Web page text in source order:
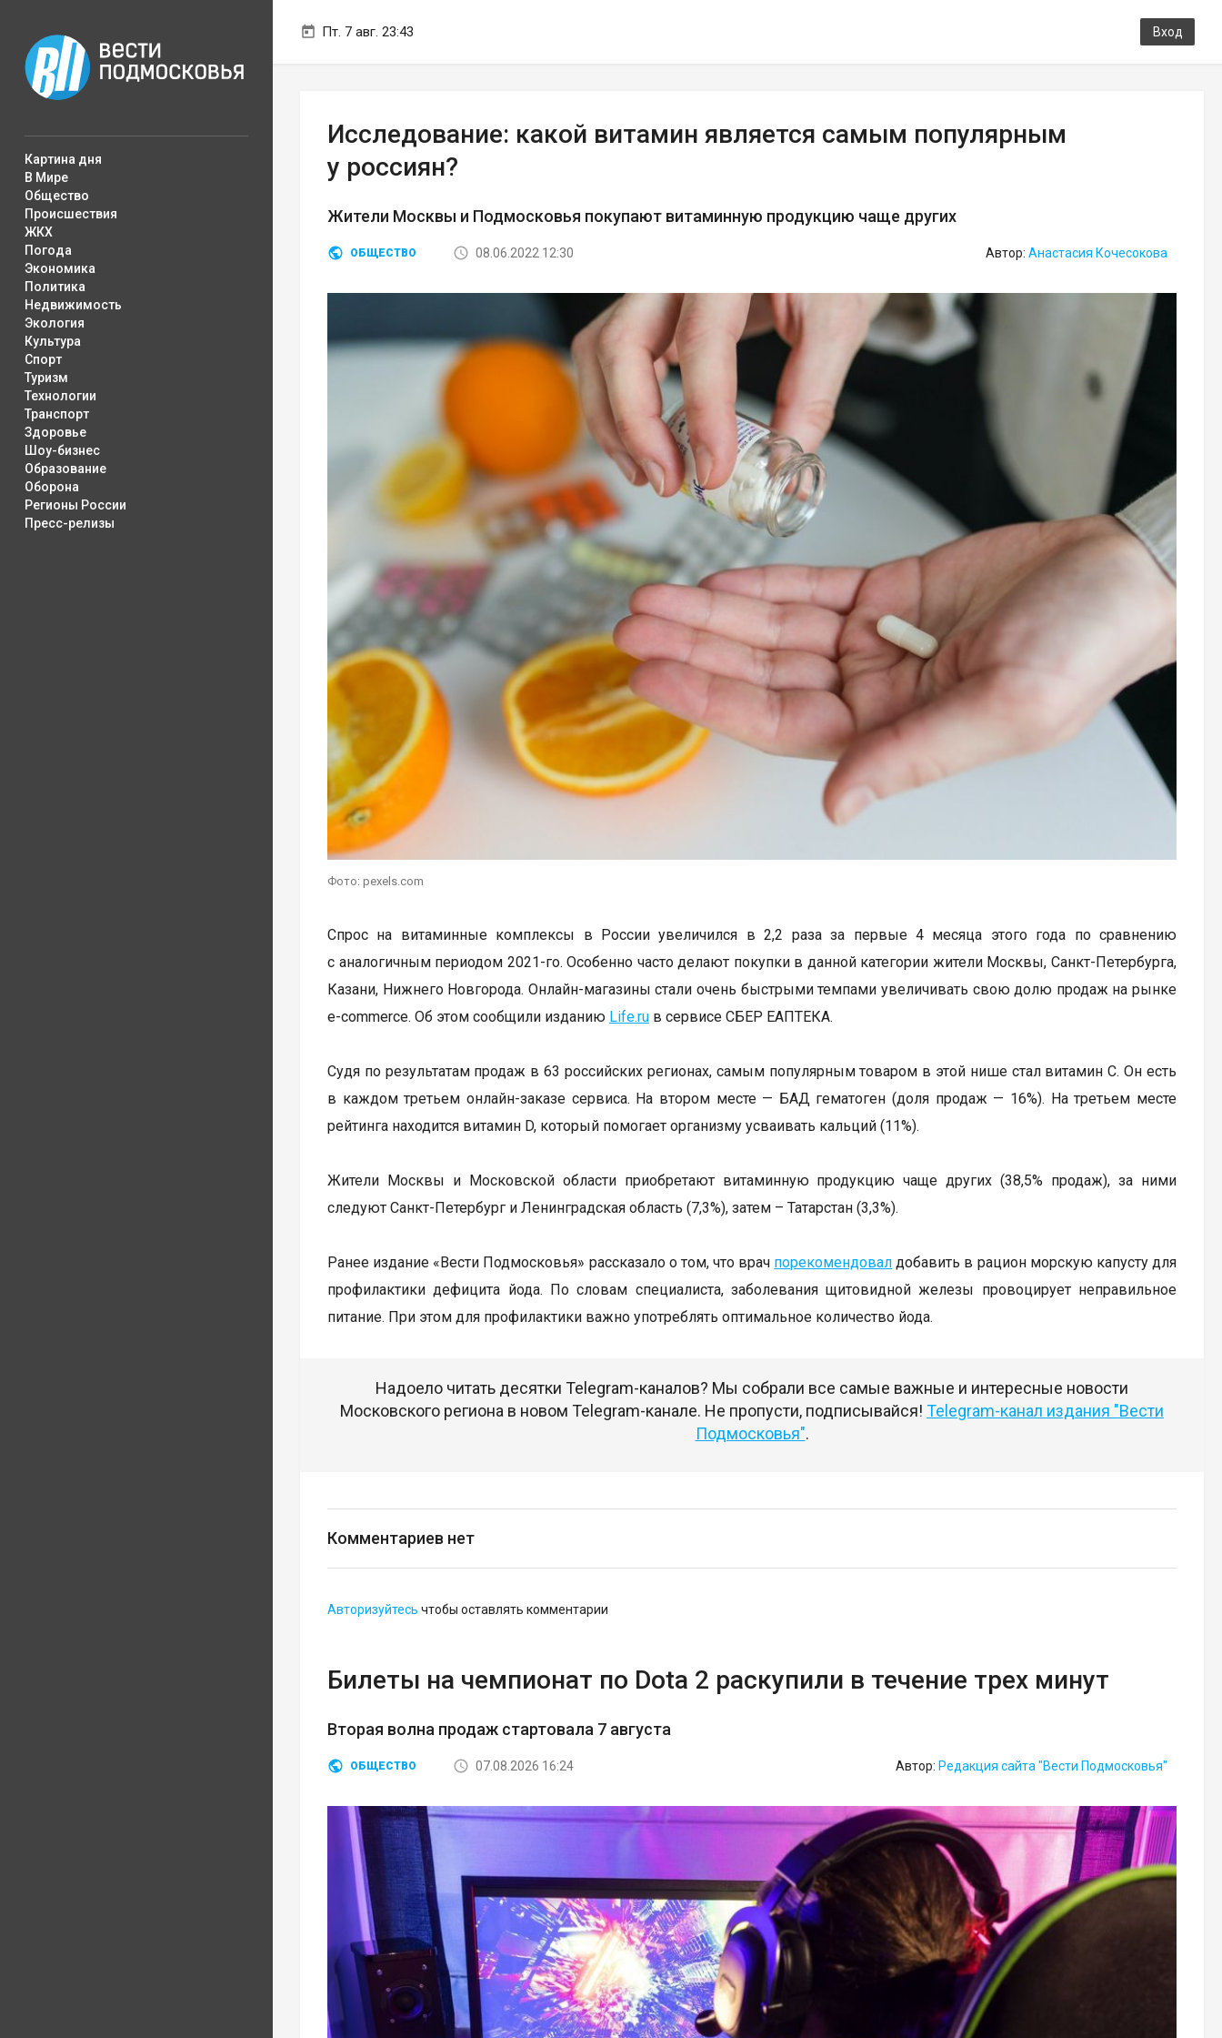
Пт. 7 авг. 23:43 Вход
Картина дня
В Мире
Общество
Происшествия
ЖКХ
Погода
Экономика
Политика
Недвижимость
Экология
Культура
Спорт
Туризм
Технологии
Транспорт
Здоровье
Шоу-бизнес
Образование
Оборона
Регионы России
Пресс-релизы
Исследование: какой витамин является самым популярным
у россиян?
Жители Москвы и Подмосковья покупают витаминную продукцию чаще других
ОБЩЕСТВО 08.06.2022 12:30 Автор: Анастасия Кочесокова
Фото: pexels.com
Спрос на витаминные комплексы в России увеличился в 2,2 раза за первые 4 месяца этого года по сравнению
с аналогичным периодом 2021-го. Особенно часто делают покупки в данной категории жители Москвы, Санкт-Петербурга,
Казани, Нижнего Новгорода. Онлайн-магазины стали очень быстрыми темпами увеличивать свою долю продаж на рынке
е-commerce. Об этом сообщили изданию Life.ru в сервисе СБЕР ЕАПТЕКА.
Судя по результатам продаж в 63 российских регионах, самым популярным товаром в этой нише стал витамин C. Он есть
в каждом третьем онлайн-заказе сервиса. На втором месте — БАД гематоген (доля продаж — 16%). На третьем месте
рейтинга находится витамин D, который помогает организму усваивать кальций (11%).
Жители Москвы и Московской области приобретают витаминную продукцию чаще других (38,5% продаж), за ними
следуют Санкт-Петербург и Ленинградская область (7,3%), затем – Татарстан (3,3%).
Ранее издание «Вести Подмосковья» рассказало о том, что врач порекомендовал добавить в рацион морскую капусту для
профилактики дефицита йода. По словам специалиста, заболевания щитовидной железы провоцирует неправильное
питание. При этом для профилактики важно употреблять оптимальное количество йода.
Надоело читать десятки Telegram-каналов? Мы собрали все самые важные и интересные новости
Московского региона в новом Telegram-канале. Не пропусти, подписывайся! Telegram-канал издания "Вести
Подмосковья".
Комментариев нет
Авторизуйтесь чтобы оставлять комментарии
Билеты на чемпионат по Dota 2 раскупили в течение трех минут
Вторая волна продаж стартовала 7 августа
ОБЩЕСТВО 07.08.2026 16:24 Автор: Редакция сайта "Вести Подмосковья"